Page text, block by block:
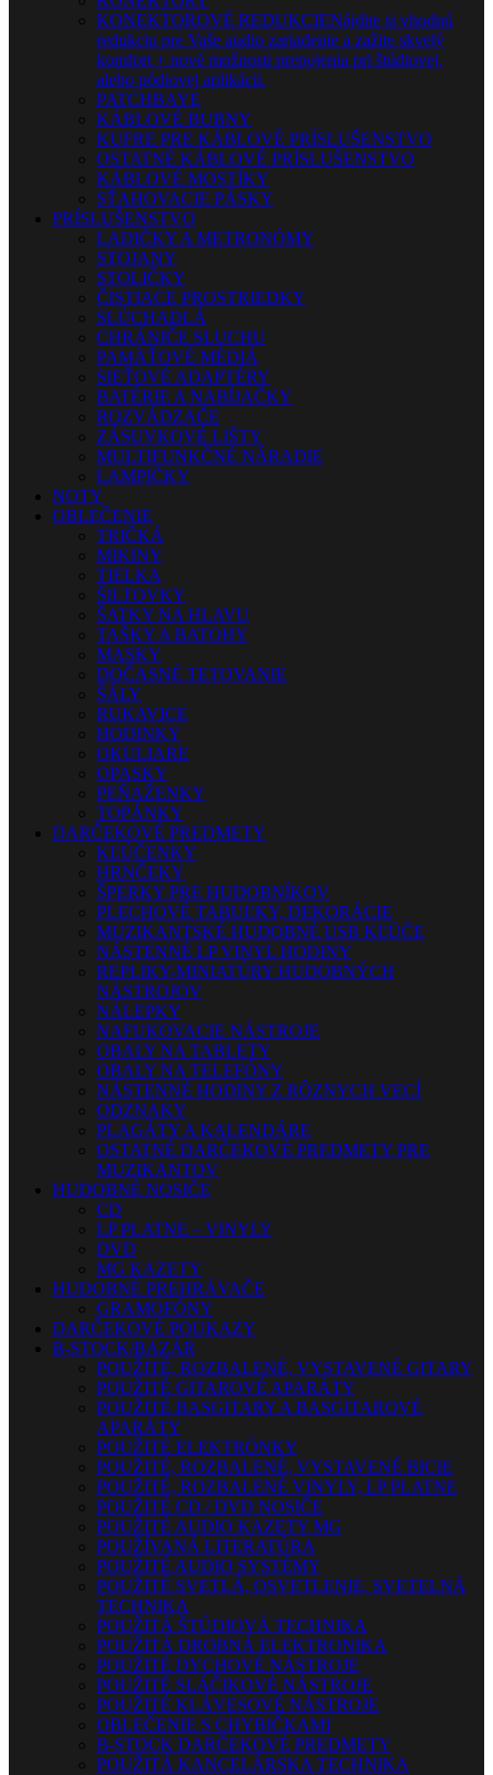
KONEKTOROVÉ REDUKCIENájdite si vhodnú
redukciu pre Vaše audio zariadenie a zažite skvelý
komfort + nové možnosti prepojenia pri štúdiovej,
alebo pódiovej aplikácii.
PATCHBAYE
KÁBLOVÉ BUBNY
KUFRE PRE KÁBLOVÉ PRÍSLUŠENSTVO
OSTATNÉ KÁBLOVÉ PRÍSLUŠENSTVO
KÁBLOVÉ MOSTÍKY
SŤAHOVACIE PÁSKY
PRÍSLUŠENSTVO
LADIČKY A METRONÓMY
STOJANY
STOLIČKY
ČISTIACE PROSTRIEDKY
SLÚCHADLÁ
CHRÁNIČE SLUCHU
PAMÄŤOVÉ MÉDIÁ
SIEŤOVÉ ADAPTÉRY
BATÉRIE A NABÍJAČKY
ROZVÁDZAČE
ZÁSUVKOVÉ LIŠTY
MULTIFUNKČNÉ NÁRADIE
LAMPIČKY
NOTY
OBLEČENIE
TRIČKÁ
MIKINY
TIELKA
ŠILTOVKY
ŠATKY NA HLAVU
TAŠKY A BATOHY
MASKY
DOČASNÉ TETOVANIE
ŠÁLY
RUKAVICE
HODINKY
OKULIARE
OPASKY
PEŇAŽENKY
TOPÁNKY
DARČEKOVÉ PREDMETY
KĽÚČENKY
HRNČEKY
ŠPERKY PRE HUDOBNÍKOV
PLECHOVÉ TABUĽKY, DEKORÁCIE
MUZIKANTSKÉ HUDOBNÉ USB KĽÚČE
NÁSTENNÉ LP VINYL HODINY
REPLIKY-MINIATÚRY HUDOBNÝCH
NÁSTROJOV
NÁLEPKY
NAFUKOVACIE NÁSTROJE
OBALY NA TABLETY
OBALY NA TELEFÓNY
NÁSTENNÉ HODINY Z RÔZNYCH VECÍ
ODZNAKY
PLAGÁTY A KALENDÁRE
OSTATNÉ DARČEKOVÉ PREDMETY PRE
MUZIKANTOV
HUDOBNÉ NOSIČE
CD
LP PLATNE – VINYLY
DVD
MG KAZETY
HUDOBNÉ PREHRÁVAČE
GRAMOFÓNY
DARČEKOVÉ POUKAZY
B-STOCK/BAZÁR
POUŽITÉ, ROZBALENÉ, VYSTAVENÉ GITARY
POUŽITÉ GITAROVÉ APARÁTY
POUŽITÉ BASGITARY A BASGITAROVÉ
APARÁTY
POUŽITÉ ELEKTRÓNKY
POUŽITÉ, ROZBALENÉ, VYSTAVENÉ BICIE
POUŽITÉ, ROZBALENÉ VINYLY, LP PLATNE
POUŽITÉ CD / DVD NOSIČE
POUŽITÉ AUDIO KAZETY MG
POUŽÍVANÁ LITERATÚRA
POUŽITÉ AUDIO SYSTÉMY
POUŽITÉ SVETLÁ, OSVETLENIE, SVETELNÁ
TECHNIKA
POUŽITÁ ŠTÚDIOVÁ TECHNIKA
POUŽITÁ DROBNÁ ELEKTRONIKA
POUŽITÉ DYCHOVÉ NÁSTROJE
POUŽITÉ SLÁČIKOVÉ NÁSTROJE
POUŽITÉ KLÁVESOVÉ NÁSTROJE
OBLEČENIE S CHYBIČKAMI
B-STOCK DARČEKOVÉ PREDMETY
POUŽITÁ KANCELÁRSKA TECHNIKA